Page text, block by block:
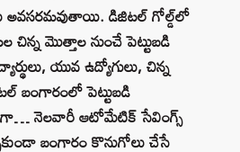
డిజిటల్ గోల్డ్‌లో
మొత్తాల నుంచే పెట్టుబడి
యువ ఉద్యోగులు, చిన్న
బంగారంలో పెట్టుబడి
నెలవారీ ఆటోమేటిక్ సేవింగ్స్
బంగారం కొనుగోలు చేసే